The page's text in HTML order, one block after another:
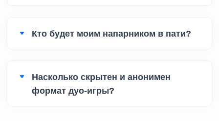
Кто будет моим напарником в пати?
Насколько скрытен и анонимен
формат дуо-игры?